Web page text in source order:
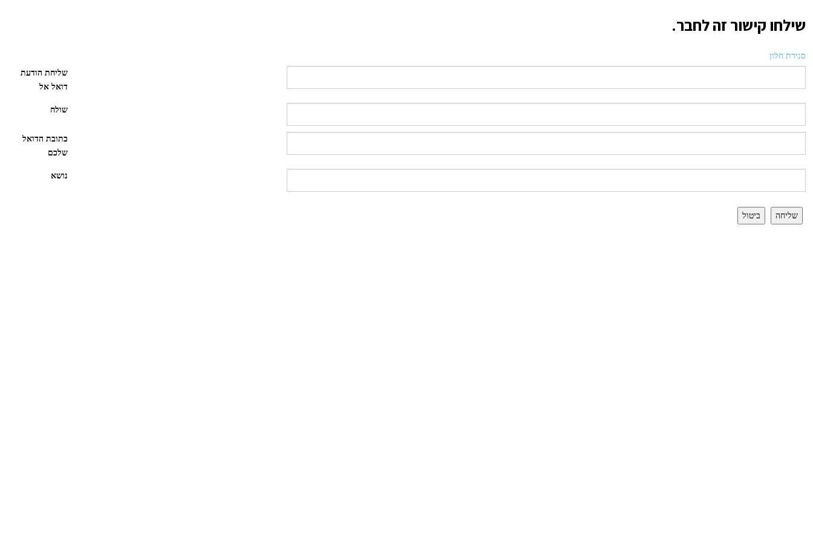
שילחו קישור זה לחבר.
סגירת חלון
שליחת הודעת
דואל אל
שולח
כתובת הדואל
שלכם
נושא
שליחה ביטול